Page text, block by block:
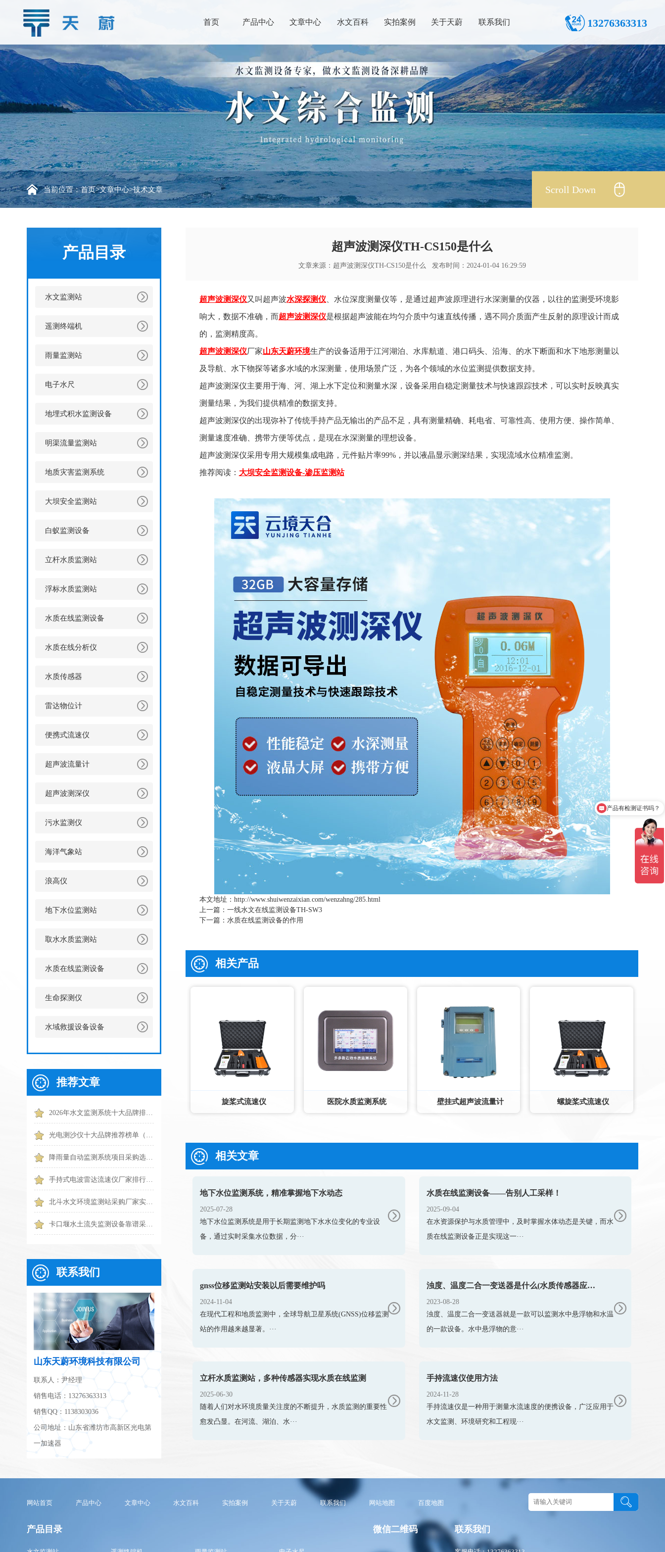
13276363313
首页 产品中心 文章中心 水文百科 实拍案例 关于天蔚 联系我们
当前位置：首页>文章中心>技术文章 Scroll Down
产品目录
水文监测站
遥测终端机
雨量监测站
电子水尺
地埋式积水监测设备
明渠流量监测站
地质灾害监测系统
大坝安全监测站
白蚁监测设备
立杆水质监测站
浮标水质监测站
水质在线监测设备
水质在线分析仪
水质传感器
雷达物位计
便携式流速仪
超声波流量计
超声波测深仪
污水监测仪
海洋气象站
浪高仪
地下水位监测站
取水水质监测站
水质在线监测设备
生命探测仪
水域救援设备设备
推荐文章
2026年水文监测系统十大品牌排行榜（TOP10 权威盘点）
光电测沙仪十大品牌推荐榜单（2026水体泥沙监测优选）
降雨量自动监测系统项目采购选哪一种？6个常见问题一篇搞懂
手持式电波雷达流速仪厂家排行TOP1出炉：触屏便携款专业设备
北斗水文环境监测站采购厂家实力排行｜2026靠谱品牌优选
卡口堰水土流失监测设备靠谱采购推荐：天蔚TW-KKY2
联系我们
山东天蔚环境科技有限公司
联系人：尹经理
销售电话：13276363313
销售QQ：1138303036
公司地址：山东省潍坊市高新区光电第
一加速器
超声波测深仪TH-CS150是什么
文章来源： 超声波测深仪TH-CS150是什么 发布时间：2024-01-04 16:29:59
超声波测深仪又叫超声波水深探测仪 、水位深度测量仪等，是通过超声波原理进行水深测量的仪器，以往的监测受环境影
响大，数据不准确，而超声波测深仪是根据超声波能在均匀介质中匀速直线传播，遇不同介质面产生反射的原理设计而成
的，监测精度高。
超声波测深仪厂家山东天蔚环境生产的设备适用于江河湖泊、水库航道、港口码头、沿海、的水下断面和水下地形测量以
及导航、水下物探等诸多水域的水深测量，使用场景广泛，为各个领域的水位监测提供数据支持。
超声波测深仪主要用于海、河、湖上水下定位和测量水深，设备采用自稳定测量技术与快速跟踪技术，可以实时反映真实
测量结果，为我们提供精准的数据支持。
超声波测深仪的出现弥补了传统手持产品无输出的产品不足，具有测量精确、耗电省、可靠性高、使用方便、操作简单、
测量速度准确、携带方便等优点，是现在水深测量的理想设备。
超声波测深仪采用专用大规模集成电路，元件贴片率99%，并以液晶显示测深结果，实现流域水位精准监测。
推荐阅读： 大坝安全监测设备-渗压监测站
本文地址： http://www.shuiwenzaixian.com/wenzahng/285.html
上一篇： 一线水文在线监测设备TH-SW3
下一篇： 水质在线监测设备的作用
相关产品
旋桨式流速仪 医院水质监测系统 壁挂式超声波流量计 螺旋桨式流速仪
相关文章
地下水位监测系统，精准掌握地下水动态
2025-07-28
地下水位监测系统是用于长期监测地下水水位变化的专业设
备，通过实时采集水位数据，分···
水质在线监测设备——告别人工采样！
2025-09-04
在水资源保护与水质管理中，及时掌握水体动态是关键，而水
质在线监测设备正是实现这一···
gnss位移监测站安装以后需要维护吗
2024-11-04
在现代工程和地质监测中，全球导航卫星系统(GNSS)位移监测
站的作用越来越显著。···
浊度、温度二合一变送器是什么(水质传感器应用)
2023-08-28
浊度、温度二合一变送器就是一款可以监测水中悬浮物和水温
的一款设备。水中悬浮物的意···
立杆水质监测站，多种传感器实现水质在线监测
2025-06-30
随着人们对水环境质量关注度的不断提升，水质监测的重要性
愈发凸显。在河流、湖泊、水···
手持流速仪使用方法
2024-11-28
手持流速仪是一种用于测量水流速度的便携设备，广泛应用于
水文监测、环境研究和工程现···
网站首页 产品中心 文章中心 水文百科 实拍案例 关于天蔚 联系我们 网站地图 百度地图
产品目录 微信二维码 联系我们
产品有检测证书吗？
设备包含安装吗？